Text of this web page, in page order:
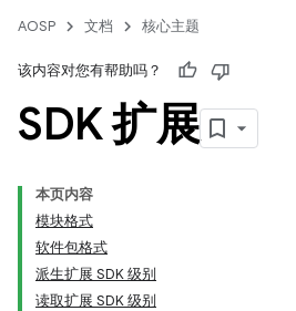
AOSP 文档 核心主题
该内容对您有帮助吗？
SDK 扩展
本页内容
模块格式
软件包格式
派生扩展 SDK 级别
读取扩展 SDK 级别